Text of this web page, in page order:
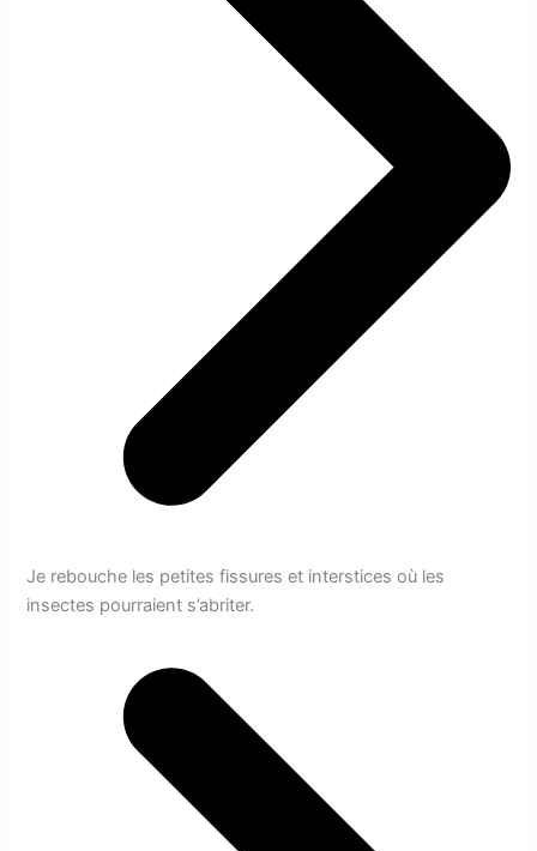
Je rebouche les petites fissures et interstices où les
insectes pourraient s’abriter.